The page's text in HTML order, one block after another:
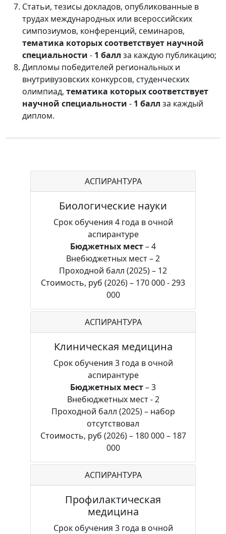
Статьи, тезисы докладов, опубликованные в
трудах международных или всероссийских
симпозиумов, конференций, семинаров,
тематика которых соответствует научной
специальности - 1 балл за каждую публикацию;
Дипломы победителей региональных и
внутривузовских конкурсов, студенческих
олимпиад, тематика которых соответствует
научной специальности - 1 балл за каждый
диплом.
АСПИРАНТУРА
Биологические науки
Срок обучения 4 года в очной
аспирантуре
Бюджетных мест– 4
Внебюджетных мест – 2
Проходной балл (2025) – 12
Стоимость, руб (2026) – 170 000 - 293
000
АСПИРАНТУРА
Клиническая медицина
Срок обучения 3 года в очной
аспирантуре
Бюджетных мест– 3
Внебюджетных мест - 2
Проходной балл (2025) – набор
отсутствовал
Стоимость, руб (2026) – 180 000 – 187
000
АСПИРАНТУРА
Профилактическая
медицина
Срок обучения 3 года в очной